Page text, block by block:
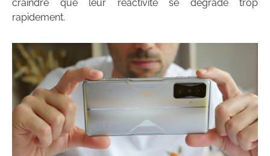
craindre que leur réactivité se dégrade trop
rapidement.